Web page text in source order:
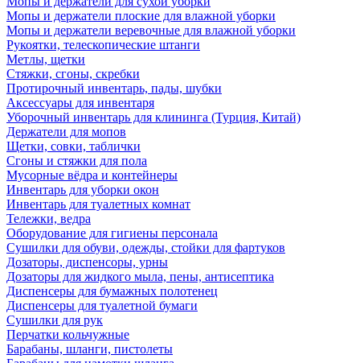
Мопы и держатели плоские для влажной уборки
Мопы и держатели веревочные для влажной уборки
Рукоятки, телескопические штанги
Метлы, щетки
Стяжки, сгоны, скребки
Протирочный инвентарь, пады, шубки
Аксессуары для инвентаря
Уборочный инвентарь для клининга (Турция, Китай)
Держатели для мопов
Щетки, совки, таблички
Сгоны и стяжки для пола
Мусорные вёдра и контейнеры
Инвентарь для уборки окон
Инвентарь для туалетных комнат
Тележки, ведра
Оборудование для гигиены персонала
Сушилки для обуви, одежды, стойки для фартуков
Дозаторы, диспенсоры, урны
Дозаторы для жидкого мыла, пены, антисептика
Диспенсеры для бумажных полотенец
Диспенсеры для туалетной бумаги
Сушилки для рук
Перчатки кольчужные
Барабаны, шланги, пистолеты